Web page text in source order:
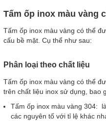
Tấm ốp inox màu vàng
Tấm ốp inox màu vàng có thể
cấu bề mặt. Cụ thể như sau:
Phân loại theo chất liệu
Tấm ốp inox màu vàng có thể
trên chất liệu inox sử dụng, bao
Tấm ốp inox màu vàng 304:
các nguyên tố với tỉ lệ khác